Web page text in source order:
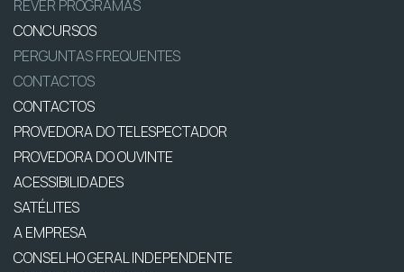
REVER PROGRAMAS
CONCURSOS
PERGUNTAS FREQUENTES
CONTACTOS
CONTACTOS
PROVEDORA DO TELESPECTADOR
PROVEDORA DO OUVINTE
ACESSIBILIDADES
SATÉLITES
A EMPRESA
CONSELHO GERAL INDEPENDENTE